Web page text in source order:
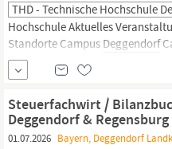
THD - Technische Hochschule
Hochschule Aktuelles
Standorte Campus Deggendorf
Forschungscampus Cham
Entrepreneurship Education
und Wachstumsförderung
THD Bewerbungsprozess
Steuerfachwirt /
Deggendorf & Regensburg
01.07.2026 Bayern, Deggendorf